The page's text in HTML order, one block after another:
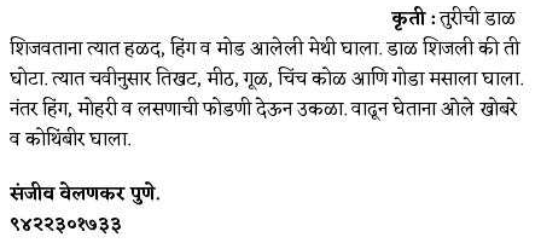
कृती :तुरीची डाळ
शिजवताना त्यात हळद, हिंग व मोड आलेली मेथी घाला. डाळ शिजली की ती
घोटा. त्यात चवीनुसार तिखट, मीठ, गूळ, चिंच कोळ आणि गोडा मसाला घाला.
नंतर हिंग, मोहरी व लसणाची फोडणी देऊन उकळा. वाढून घेताना ओले खोबरे
व कोथिंबीर घाला.
संजीव वेलणकर पुणे.
९४२२३०१७३३